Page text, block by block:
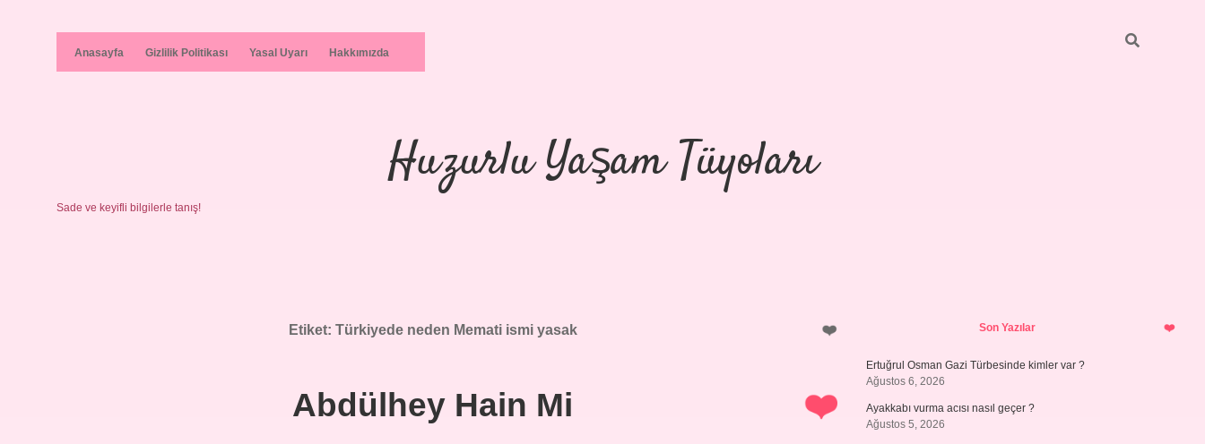
Anasayfa Gizlilik Politikası Yasal Uyarı Hakkımızda
Huzurlu Yaşam Tüyoları
Sade ve keyifli bilgilerle tanış!
Etiket: Türkiyede neden Memati ismi yasak
Abdülhey Hain Mi
SidebarSon Yazılar
Ertuğrul Osman Gazi Türbesinde kimler var ?
Ağustos 6, 2026
Ayakkabı vurma acısı nasıl geçer ?
Ağustos 5, 2026